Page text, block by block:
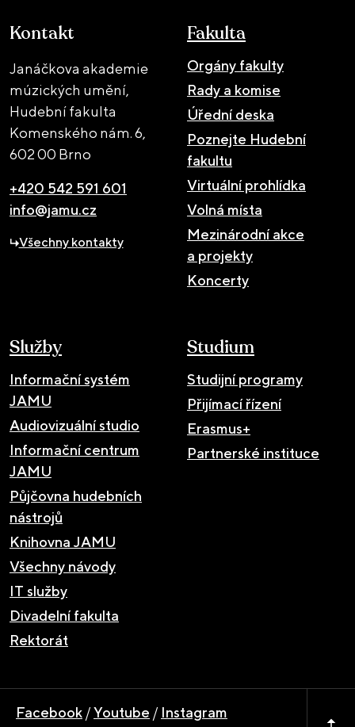
Kontakt
Janáčkova akademie
múzických umění,
Hudební fakulta
Komenského nám. 6,
602 00 Brno
+420 542 591 601
info@jamu.cz
Všechny kontakty
Fakulta
Orgány fakulty
Rady a komise
Úřední deska
Poznejte Hudební
fakultu
Virtuální prohlídka
Volná místa
Mezinárodní akce
a projekty
Koncerty
Služby
Informační systém
JAMU
Audiovizuální studio
Informační centrum
JAMU
Půjčovna hudebních
nástrojů
Knihovna JAMU
Všechny návody
IT služby
Divadelní fakulta
Rektorát
Studium
Studijní programy
Přijímací řízení
Erasmus+
Partnerské instituce
Facebook /Youtube / Instagram